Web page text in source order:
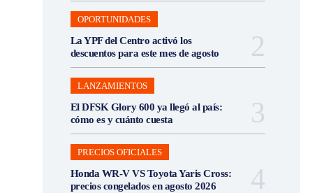
OPORTUNIDADES
La YPF del Centro activó los
descuentos para este mes de agosto
LANZAMIENTOS
El DFSK Glory 600 ya llegó al país:
cómo es y cuánto cuesta
PRECIOS OFICIALES
Honda WR-V VS Toyota Yaris Cross:
precios congelados en agosto 2026